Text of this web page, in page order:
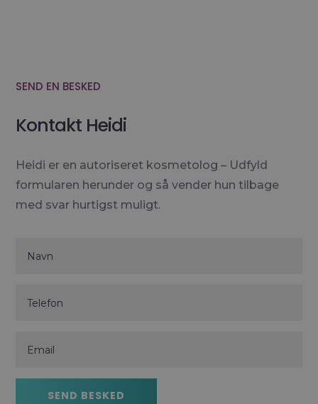
SEND EN BESKED
Kontakt Heidi
Heidi er en autoriseret kosmetolog – Udfyld
formularen herunder og så vender hun tilbage
med svar hurtigst muligt.
SEND BESKED